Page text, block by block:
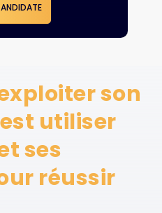
son
utiliser
ses
réussir